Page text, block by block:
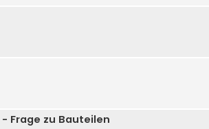
Frage zu Bauteilen